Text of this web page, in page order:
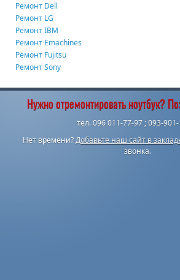
Ремонт Dell
Ремонт LG
Ремонт IBM
Ремонт Emachines
Ремонт Fujitsu
Ремонт Sony
Нужно отремонтировать ноутбук?
тел. 096 011-77-97 ; 093-
Нет времени?Добавьте наш сайт в
звонка.